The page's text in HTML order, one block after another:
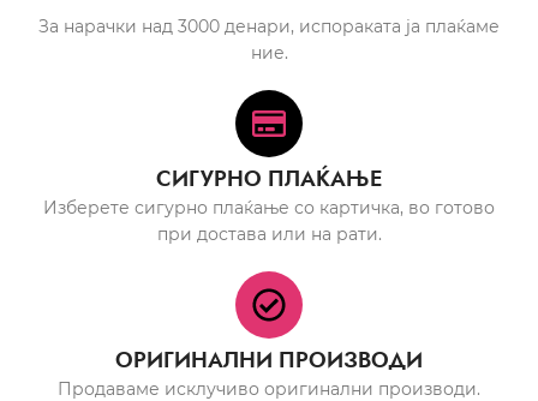
За нарачки над 3000 денари, испораката ја плаќаме
ние.
СИГУРНО ПЛАЌАЊЕ
Изберете сигурно плаќање со картичка, во готово
при достава или на рати.
ОРИГИНАЛНИ ПРОИЗВОДИ
Продаваме исклучиво оригинални производи.